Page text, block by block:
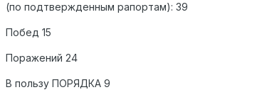
(по подтвержденным рапортам): 39
Побед 15
Поражений 24
В пользу ПОРЯДКА 9